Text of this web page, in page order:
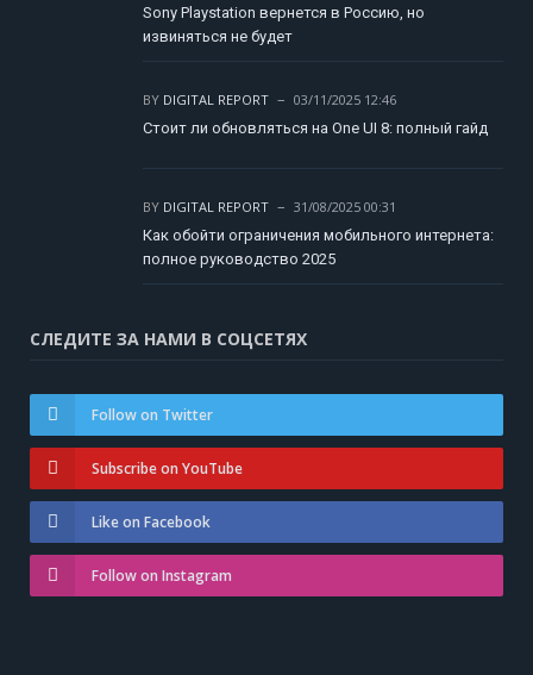
Sony Playstation вернется в Россию, но
извиняться не будет
BY DIGITAL REPORT
03/11/2025 12:46
Стоит ли обновляться на One UI 8: полный гайд
BY DIGITAL REPORT
31/08/2025 00:31
Как обойти ограничения мобильного интернета:
полное руководство 2025
СЛЕДИТЕ ЗА НАМИ В СОЦСЕТЯХ
Follow on Twitter
Subscribe on YouTube
Like on Facebook
Follow on Instagram